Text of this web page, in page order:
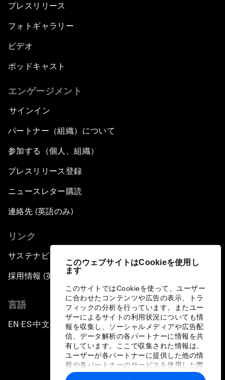
このウェブサイトはCookieを使用し
ます
このサイトではCookieを使って、ユーザー
に合わせたコンテンツや広告の表示、トラ
フィックの分析を行っています。またユー
ザーによるサイトの利用状況についても情
報を収集し、ソーシャルメディアや広告配
信、データ解析の各パートナーに情報を共
有しています。ここで収集された情報は、
ユーザーが各パートナーに提供した他の情
報や各パートナーのサービスを使用した際
に収集された情報と組み合わされ、各パー
プレスリリース
フォトギャラリー
ビデオ
ポッドキャスト
エンゲージメント
サインイン
パートナー（組織）について
参加する（個人、組織）
プレスリリース登録
ニュースレター購読
連絡先 (英語のみ)
リンク
サステナビリティへの取り組み
採用情報 (英語のみ)
言語
EN ▪ES▪中文▪ 日本語